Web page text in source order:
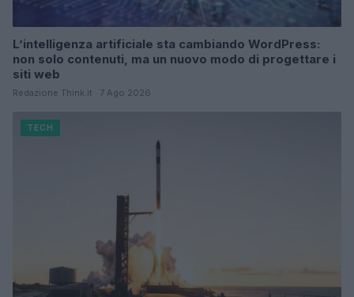
L’intelligenza artificiale sta cambiando WordPress:
non solo contenuti, ma un nuovo modo di progettare i
siti web
Redazione Think.it · 7 Ago 2026
TECH